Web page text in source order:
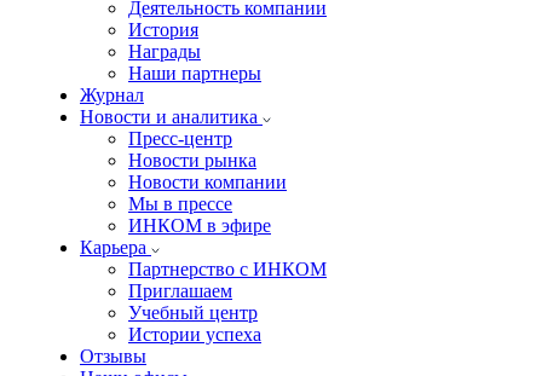
Деятельность компании
История
Награды
Наши партнеры
Журнал
Новости и аналитика
Пресс-центр
Новости рынка
Новости компании
Мы в прессе
ИНКОМ в эфире
Карьера
Партнерство с ИНКОМ
Приглашаем
Учебный центр
Истории успеха
Отзывы